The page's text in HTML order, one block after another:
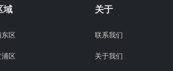
域
东区
浦区
关于
联系我们
关于我们